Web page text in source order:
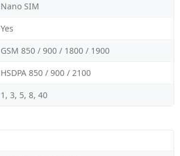
Nano SIM
Yes
GSM 850 / 900 / 1800 / 1900
HSDPA 850 / 900 / 2100
1, 3, 5, 8, 40